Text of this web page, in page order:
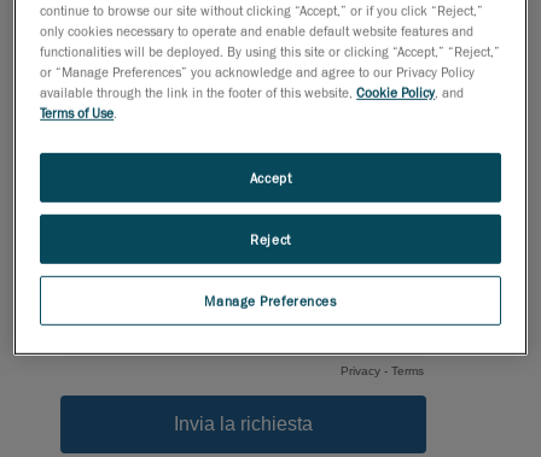
continue to browse our site without clicking “Accept,” or if you click “Reject,”
only cookies necessary to operate and enable default website features and
functionalities will be deployed. By using this site or clicking “Accept,” “Reject,”
or “Manage Preferences” you acknowledge and agree to our Privacy Policy
available through the link in the footer of this website,Cookie Policy, and
Terms of Use
Manage Preferences
Reject
Accept